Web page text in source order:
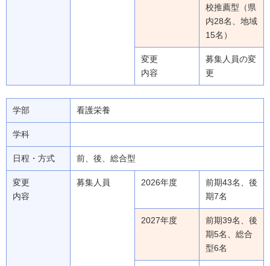
校推薦型（県
内28名、地域
15名）
変更
内容
募集人員の変
更
学部 看護栄養
学科
日程・方式 前、後、総合型
変更
内容
募集人員 2026年度
前期43名、後
期7名
2027年度
前期39名、後
期5名、総合
型6名